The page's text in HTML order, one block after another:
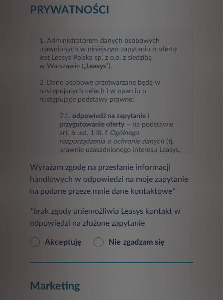
PRYWATNOŚCI
1. Administratorem danych osobowych
ujawnionych w niniejszym zapytaniu o ofertę
jest Leasys Polska sp. z o.o. z siedzibą
w Warszawie („ Leasys”).
2. Dane osobowe przetwarzane będą w
następujących celach i w oparciu o
następujące podstawy prawne:
2.1. odpowiedź na zapytanie i
przygotowanie oferty – na podstawie
art. 6 ust. 1 lit. f Ogólnego
rozporządzenia o ochronie danych (tj.
prawnie uzasadnionego interesu Leasys,
przygotowanie oferty),
2.2. marketing Leasys oraz podmiotów
trzecich(przesyłanie informacji
produktach, usługach, ofertach
promocyjnych, nowościach i
wydarzeniach oraz badaniach
ust. 1 lit. a
Ogólnego rozporządzenia o
2.3ustalanie, dochodzenie
ewentualnych roszczeń lub obrona przed
Wyrażam zgodę na przesłanie informacji
handlowych w odpowiedzi na moje zapytanie
na podane przeze mnie dane kontaktowe*
*brak zgody uniemożliwia Leasys kontakt w
odpowiedzi na złożone zapytanie
Akceptuję Nie zgadzam się
Marketing